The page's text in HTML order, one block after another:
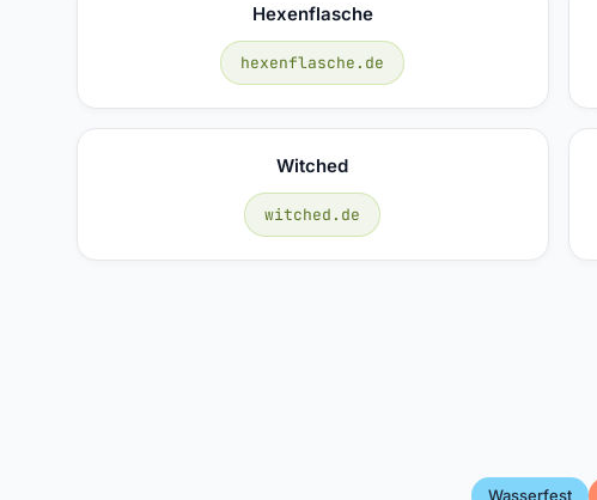
Hexenflasche
hexenflasche.de
Witched
witched.de
Wasserfest